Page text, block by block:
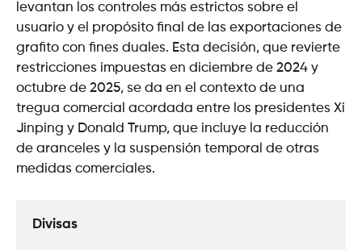
levantan los controles más estrictos sobre el
usuario y el propósito final de las exportaciones de
grafito con fines duales. Esta decisión, que revierte
restricciones impuestas en diciembre de 2024 y
octubre de 2025, se da en el contexto de una
tregua comercial acordada entre los presidentes Xi
Jinping y Donald Trump, que incluye la reducción
de aranceles y la suspensión temporal de otras
medidas comerciales.
Divisas